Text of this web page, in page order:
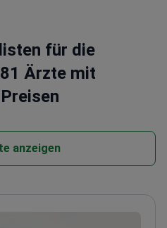
für die
Ärzte mit
anzeigen